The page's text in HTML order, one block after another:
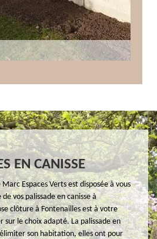
EN CANISSE
Espaces Verts est disposée à vous
vos palissade en canisse à
clôture à Fontenailles est à votre
sur le choix adapté. La palissade en
son habitation, elles ont pour